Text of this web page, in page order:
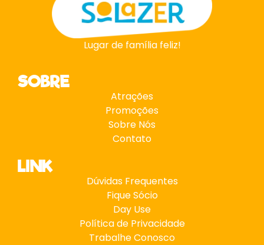
Lugar de família feliz!
SOBRE
Atrações
Promoções
Sobre Nós
Contato
LINK
Dúvidas Frequentes
Fique Sócio
Day Use
Política de Privacidade
Trabalhe Conosco